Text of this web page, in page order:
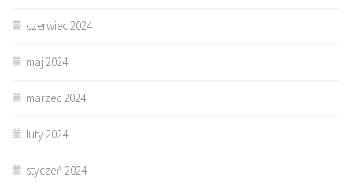
czerwiec 2024
maj 2024
marzec 2024
luty 2024
styczeń 2024